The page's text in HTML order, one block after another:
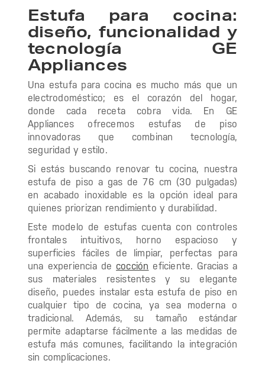
Estufa para cocina:
diseño, funcionalidad y
tecnología GE
Appliances
Una estufa para cocina es mucho más que un
electrodoméstico; es el corazón del hogar,
donde cada receta cobra vida. En GE
Appliances ofrecemos estufas de piso
innovadoras que combinan tecnología,
seguridad y estilo.
Si estás buscando renovar tu cocina, nuestra
estufa de piso a gas de 76 cm (30 pulgadas)
en acabado inoxidable es la opción ideal para
quienes priorizan rendimiento y durabilidad.
Este modelo de estufas cuenta con controles
frontales intuitivos, horno espacioso y
superficies fáciles de limpiar, perfectas para
una experiencia de cocción eficiente. Gracias a
sus materiales resistentes y su elegante
diseño, puedes instalar esta estufa de piso en
cualquier tipo de cocina, ya sea moderna o
tradicional. Además, su tamaño estándar
permite adaptarse fácilmente a las medidas de
estufa más comunes, facilitando la integración
sin complicaciones.